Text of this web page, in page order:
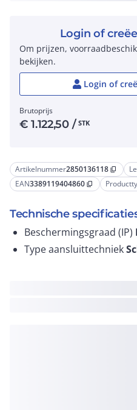
Artikelnummer2850136118 content_copy
EAN3389119404860 content_copy
Technische
Beschermingsgraad (IP)
Type aansluittechniek
Login of
Om prijzen,
bekijken.
Login of
Brutoprijs
€1.122,50/ STK